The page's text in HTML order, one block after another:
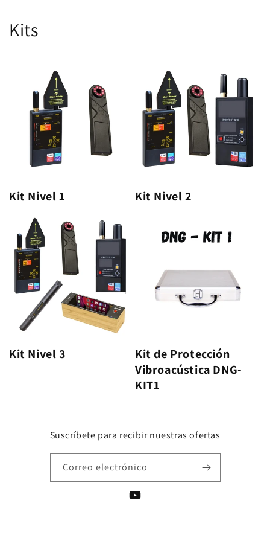
Kits
Kit Nivel 1 Kit Nivel 2
Kit Nivel 3
Kit de Protección
Vibroacústica DNG-
KIT1
Suscríbete para recibir nuestras ofertas
Correo electrónico
YouTube